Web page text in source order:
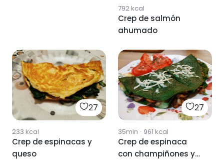
792kcal
Crep de salmón
ahumado
27
233 kcal
Crep de espinacas y
queso
27
35min · 961 kcal
Crep de espinaca
con champiñones y